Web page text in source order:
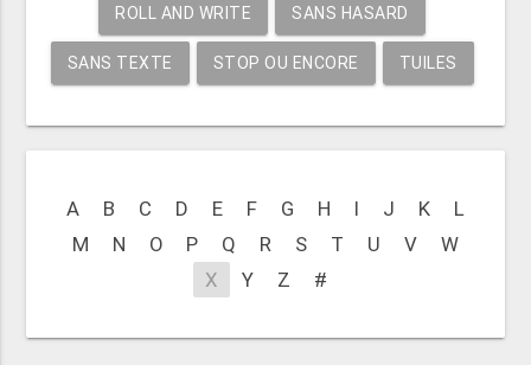
ROLL AND WRITE SANS HASARD
SANS TEXTE STOP OU ENCORE TUILES
A B C D E F G H I J K
L
M
N O P Q R S T U V
W
X
Y Z #